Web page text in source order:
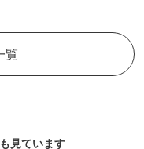
覧
見ています